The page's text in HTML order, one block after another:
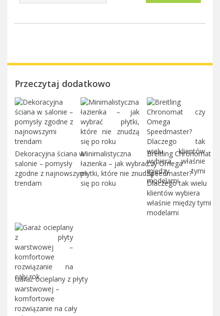
Przeczytaj dodatkowo
Dekoracyjna ściana w
salonie – pomysły
zgodne z najnowszymi
trendam
Minimalistyczna
łazienka – jak wybrać
płytki, które nie znudzą
się po roku
Breitling Chronomat
czy Omega
Speedmaster?
Dlaczego tak wielu
klientów wybiera
właśnie między tymi
modelami
Garaż ocieplany z płyty
warstwowej –
komfortowe
rozwiązanie na cały